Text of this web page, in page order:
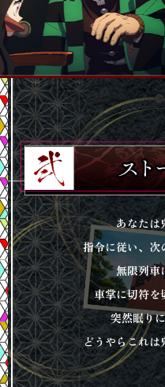
あなたは
指令に従い、次
無限列車
車掌に切符を
突然眠り
どうやらこれは